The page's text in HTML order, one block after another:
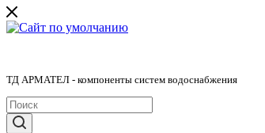
ТД АРМАТЕЛ - компоненты систем водоснабжения